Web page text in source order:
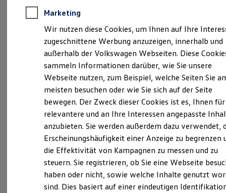
Reparatur & Service
Sommer-Special
Reparatur, Pflege & Inspektion
Servicetermin anfragen
Service-Vorteile bei Volkswagen Nutzfahrzeuge
ServicePlus
Economy Service
Räder & Reifen Service
Ersatzfahrzeuge
Notdienst und Pannenhilfe
Software, Konnektivität & Apps
California App
VW Connect für Ihren Transporter/Caravelle
VW Connect für Ihren Amarok
VW Connect für andere Modelle
Fleet Interface Data
Multistop Pathfinder
Übersicht Software Updates
Unsere Leistungen
Überblick
NeuwagenNutzfahrzeuge
Neuwagen Caddy - Multivan -
California
ID.Buzz
Service
Probefahrt
Marketing
Wir nutzen diese Cookies, um Ihnen auf Ihre
zugeschnittene Werbung anzuzeigen, innerhalb und
außerhalb der Volkswagen Webseiten. Diese
sammeln Informationen darüber, wie Sie unsere
Webseite nutzen, zum Beispiel, welche Seiten Sie
meisten besuchen oder wie Sie sich auf der Seite
bewegen. Der Zweck dieser Cookies ist es, Ihnen für
relevantere und an Ihre Interessen angepasste
anzubieten. Sie werden außerdem dazu verwendet,
Erscheinungshäufigkeit einer Anzeige zu begrenzen
die Effektivität von Kampagnen zu messen und zu
steuern. Sie registrieren, ob Sie eine Webseite
haben oder nicht, sowie welche Inhalte genutzt
sind. Dies basiert auf einer eindeutigen